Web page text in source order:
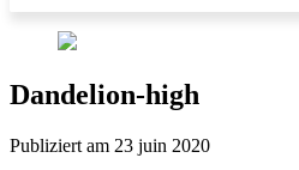
Dandelion-high
Publiziert am 23 juin 2020